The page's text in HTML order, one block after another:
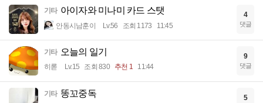
기타 아이자와 미나미 카드 스탯
안동시남훈이 Lv.56 조회 1173 11:45
4
댓글
기타 오늘의 일기
히롣 Lv.15 조회 830 추천 1 11:44
9
댓글
기타 똥꼬중독 5